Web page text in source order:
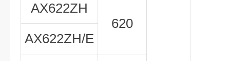
AX622ZH
620
AX622ZH/E